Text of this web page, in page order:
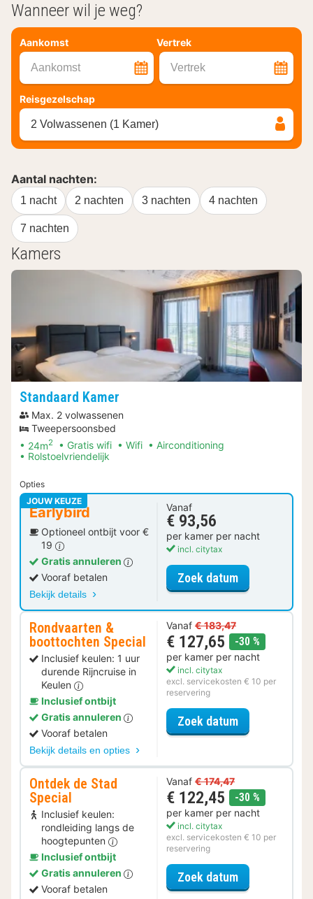
Wanneer wil je weg?
Aankomst Vertrek
Aankomst Vertrek
Reisgezelschap
2 Volwassenen (1 Kamer)
Aantal nachten:
1 nacht 2 nachten 3 nachten 4 nachten
7 nachten
Kamers
Standaard Kamer
Max. 2 volwassenen
Tweepersoonsbed
24m2 Gratis wifi Wifi
Airconditioning
Rolstoelvriendelijk
Opties
JOUW KEUZE
Earlybird
Optioneel ontbijt voor €
19
Gratis annuleren
Vooraf betalen
Bekijk details
Vanaf
€ 93,56
per kamer per nacht
incl. citytax
Zoek datumvoor
Rondvaarten &
boottochten Special
Inclusief keulen: 1 uur
durende Rijncruise in
Keulen
Inclusief ontbijt
Gratis annuleren
Vooraf betalen
Bekijk details en opties
Vanaf € 183,47
€ 127,65 -30 %
per kamer per nacht
incl. citytax
excl. servicekosten € 10 per
reservering
Zoek datumvoor
Ontdek de Stad
Special
Inclusief keulen:
rondleiding langs de
hoogtepunten
Inclusief ontbijt
Gratis annuleren
Vooraf betalen
Vanaf € 174,47
€ 122,45 -30 %
per kamer per nacht
incl. citytax
excl. servicekosten € 10 per
reservering
Zoek datumvoor Ontdek